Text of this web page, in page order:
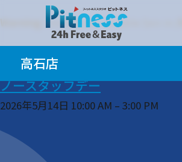
高石店
: Undefined variable $en in
ノースタッフデー
2026年5月14日 10:00 AM – 3:00 PM